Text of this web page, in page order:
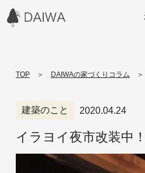
イベント情報 れ
TOP DAIWAの家づくりコラム
建築のこと 2020.04.24
イラヨイ夜市改装中！